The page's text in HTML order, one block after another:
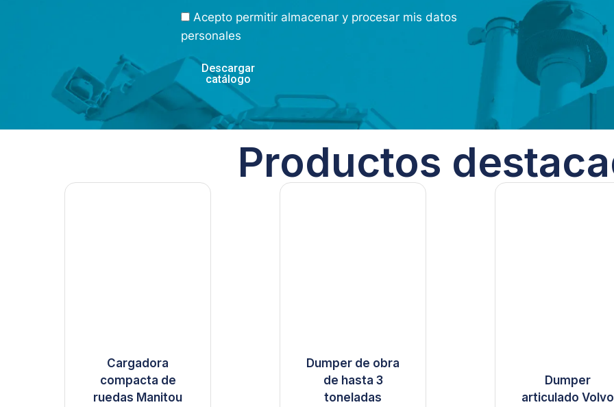
Acepto permitir almacenar y procesar mis datos
personales
Descargar
catálogo
Productos
Cargadora
compacta de
ruedas Manitou
Dumper de obra
de hasta 3
toneladas
Dumper
articulado Volvo